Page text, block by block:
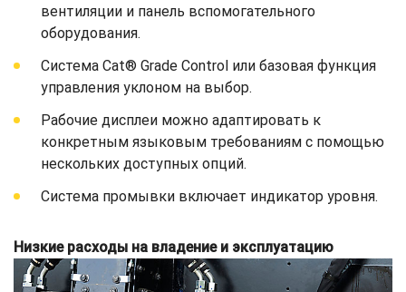
вентиляции и панель вспомогательного
оборудования.
Система Cat® Grade Control или базовая функция
управления уклоном на выбор.
Рабочие дисплеи можно адаптировать к
конкретным языковым требованиям с помощью
нескольких доступных опций.
Система промывки включает индикатор уровня.
Низкие расходы на владение и эксплуатацию